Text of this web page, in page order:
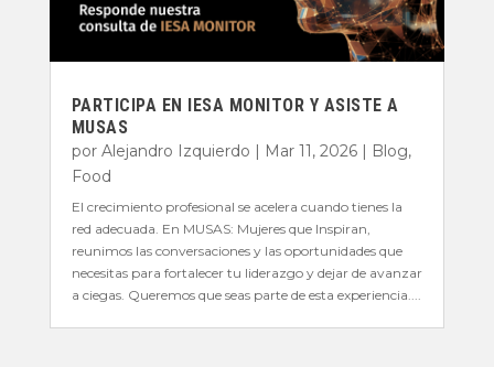
PARTICIPA EN IESA MONITOR Y ASISTE A
MUSAS
por Alejandro Izquierdo | Mar 11, 2026| Blog,
Food
El crecimiento profesional se acelera cuando tienes la
red adecuada. En MUSAS: Mujeres que Inspiran,
reunimos las conversaciones y las oportunidades que
necesitas para fortalecer tu liderazgo y dejar de avanzar
a ciegas. Queremos que seas parte de esta experiencia....